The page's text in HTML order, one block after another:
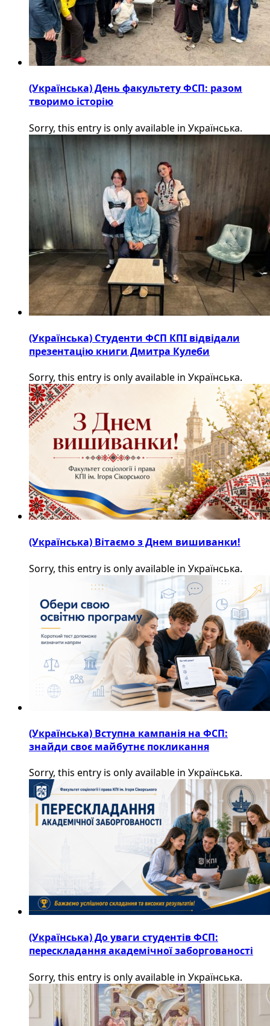
(Українська) День факультету ФСП: разом
творимо історію
Sorry, this entry is only available in Українська.
(Українська) Студенти ФСП КПІ відвідали
презентацію книги Дмитра Кулеби
Sorry, this entry is only available in Українська.
(Українська) Вітаємо з Днем вишиванки!
Sorry, this entry is only available in Українська.
(Українська) Вступна кампанія на ФСП:
знайди своє майбутнє покликання
Sorry, this entry is only available in Українська.
(Українська) До уваги студентів ФСП:
перескладання академічної заборгованості
Sorry, this entry is only available in Українська.